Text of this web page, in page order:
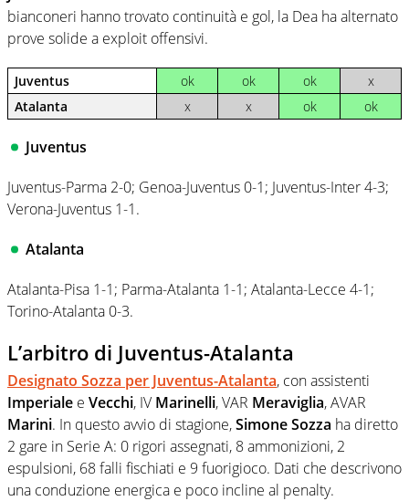
bianconeri hanno trovato continuità e gol, la Dea ha alternato
prove solide a exploit offensivi.
Juventus ok ok ok
x
Atalanta
x x ok ok
Juventus
Juventus-Parma 2-0; Genoa-Juventus 0-1; Juventus-Inter 4-3;
Verona-Juventus 1-1.
Atalanta
Atalanta-Pisa 1-1; Parma-Atalanta 1-1; Atalanta-Lecce 4-1;
Torino-Atalanta 0-3.
L’arbitro di Juventus-Atalanta
Designato Sozza per Juventus-Atalanta, con assistenti
Imperiale e Vecchi, IV Marinelli, VAR Meraviglia, AVAR
Marini. In questo avvio di stagione,Simone Sozza ha diretto
2 gare in Serie A: 0 rigori assegnati, 8 ammonizioni, 2
espulsioni, 68 falli fischiati e 9 fuorigioco. Dati che descrivono
una conduzione energica e poco incline al penalty.